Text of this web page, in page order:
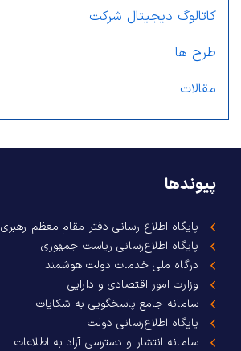
کاتالوگ دیجیتال شرکت
طرح ها
مقالات
پیوندها
پایگاه اطلاع رسانی دفتر مقام معظم رهبری
پایگاه اطلاع‌رسانی ریاست جمهوری
درگاه ملی خدمات دولت هوشمند
وزارت امور اقتصادی و دارایی
سامانه جامع پاسخگویی به شکایات
پایگاه اطلاع‌رسانی دولت
سامانه انتشار و دسترسی آزاد به اطلاعات